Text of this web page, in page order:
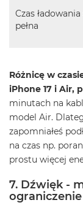
1
M
M
a
B
o
o
P
r
o
Czas ładowania
pełna
Różnicę w
iPhone 17 i Air,
minutach na
model Air.
zapomniałeś
na czas np.
prostu więcej
7. Dźwięk -